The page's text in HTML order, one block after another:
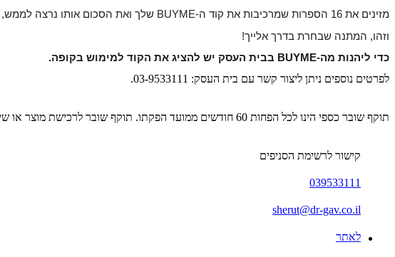
מזינים את 16 הספרות שמרכיבות את קוד ה-BUYME שלך ואת הסכום אותו נרצה לממש, לוחצים "ממש שובר"
וזהו, המתנה שבחרת בדרך אלייך!
כדי ליהנות מה-BUYME בבית העסק יש להציג את הקוד למימוש בקופה.
לפרטים נוספים ניתן ליצור קשר עם בית העסק: 03-9533111.
תוקף שובר כספי הינו לכל הפחות 60 חודשים ממועד הפקתו. תוקף שובר לרכישת מוצר או שירות מסויים יהיה לכל הפחות 24 חודשים ממועד הפקתו
קישור לרשימת הסניפים
039533111
sherut@dr-gav.co.il
לאתר